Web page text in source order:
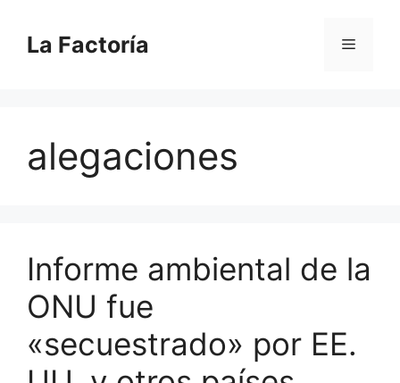
contenido
La Factoría Menú
alegaciones
Informe ambiental de la
ONU fue
«secuestrado» por EE.